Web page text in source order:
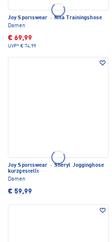
Joy Sportswear · Nita Trainingshose
Damen
€ 69,99
UVP* € 74,99
Joy Sportswear · Sheryl Jogginghose
kurzgestellt
Damen
€ 59,99